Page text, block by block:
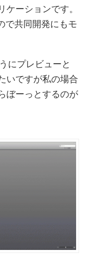
ーションです。
で共同開発にもモ
にプレビューと
いですが私の場合
ぼーっとするのが